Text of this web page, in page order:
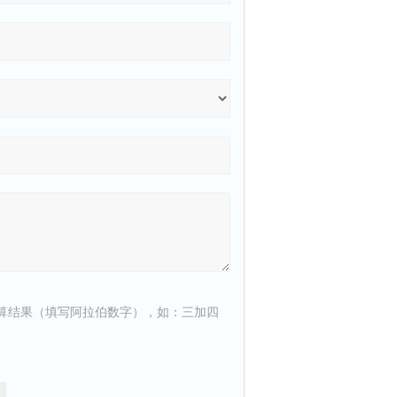
结果（填写阿拉伯数字），如：三加四